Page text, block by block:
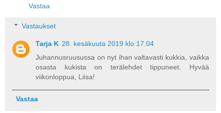
Vastaa
Vastaukset
Tarja K 28. kesäkuuta 2019 klo 17.04
Juhannusruusussa on nyt ihan valtavasti kukkia, vaikka
osasta kukista on terälehdet tippuneet. Hyvää
viikonloppua, Liisa!
Vastaa